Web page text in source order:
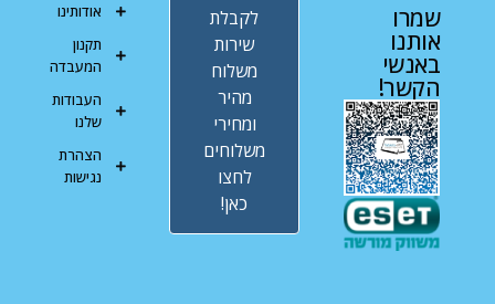
שמרו
אותנו
באנשי
הקשר!
לקבלת
שירות
משלוח
מהיר
ומחירי
משלוחים
לחצו
כאן!
אודותינו
תקנון
המעבדה
העבודות
שלנו
הצהרת
נגישות